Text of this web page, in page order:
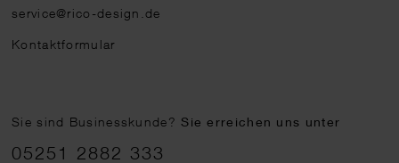
service@rico-design.de
Kontaktformular
Sie sind Businesskunde?Sie erreichen uns unter
05251 2882 333